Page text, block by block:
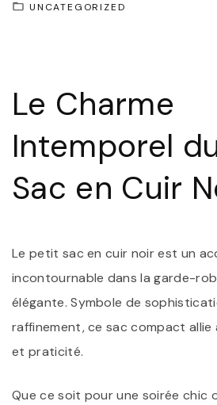
UNCATEGORIZED
Le Charme
Intemporel
Sac en Cuir
Le petit sac en cuir noir est un
incontournable dans la garde-
élégante. Symbole de
raffinement, ce sac compact
et praticité.
Que ce soit pour une soirée chic